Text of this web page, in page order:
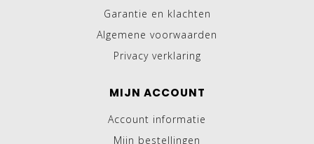
Garantie en klachten
Algemene voorwaarden
Privacy verklaring
MIJN ACCOUNT
Account informatie
Mijn bestellingen